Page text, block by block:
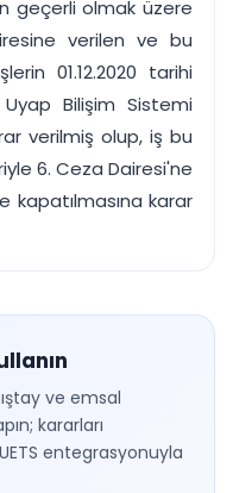
geçerli olmak üzere
verilen ve bu
01.12.2020 tarihi
Bilişim Sistemi
verilmiş olup, iş bu
6. Ceza Dairesi'ne
kapatılmasına karar
ve emsal
kararları
entegrasyonuyla